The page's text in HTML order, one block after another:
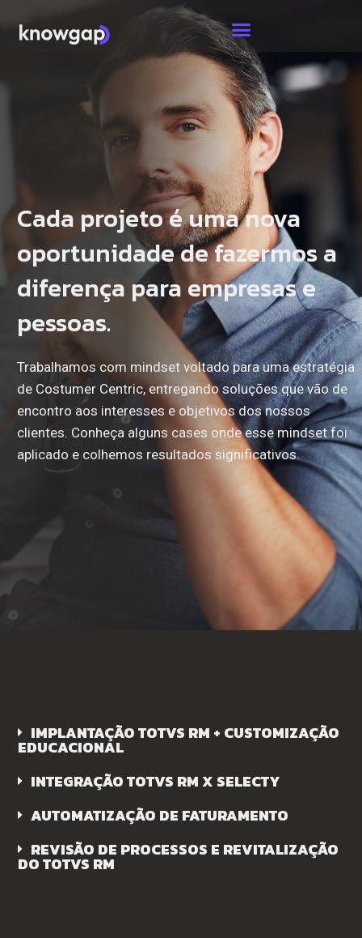
Cada projeto é uma nova
oportunidade de fazermos a
diferença para empresas e
pessoas.
Trabalhamos com mindset voltado para uma estratégia
de Costumer Centric, entregando soluções que vão de
encontro aos interesses e objetivos dos nossos
clientes. Conheça alguns cases onde esse mindset foi
aplicado e colhemos resultados significativos.
IMPLANTAÇÃO TOTVS RM + CUSTOMIZAÇÃO
EDUCACIONAL
INTEGRAÇÃO TOTVS RM X SELECTY
AUTOMATIZAÇÃO DE FATURAMENTO
REVISÃO DE PROCESSOS E REVITALIZAÇÃO
DO TOTVS RM